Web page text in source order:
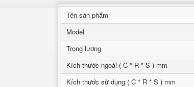
Tên sản phẩm
Model
Trọng lượng
Kích thước ngoài ( C * R * S ) mm
Kích thước sử dụng ( C * R * S ) mm